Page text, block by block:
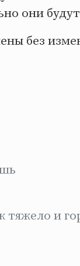
они
без
тяжело и